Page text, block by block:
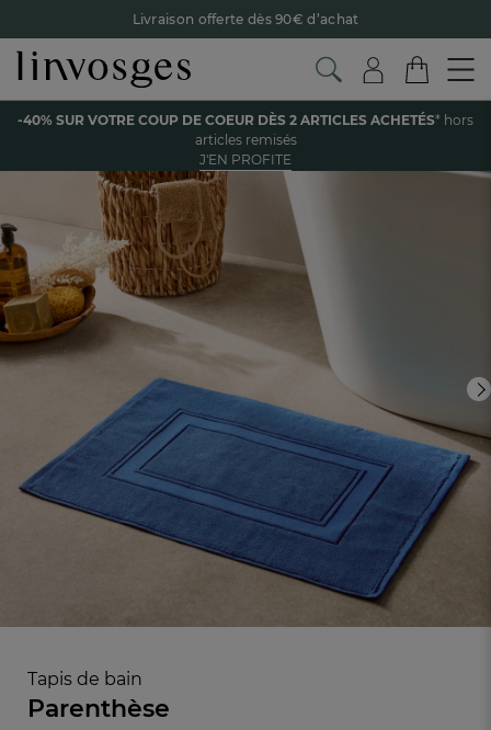
Livraison offerte dès 90€ d’achat
Retour offert avec Colissimo* !
Payez en 3x ou 4x sans frais avec Alma
Le parrainage Linvosges : offrez 15€, recevez 15€ !
Je
découvre
-40% sur votre coup de coeurdès 2 articles achetés !
profite
-40% SUR VOTRE COUP DE COEUR DÈS 2 ARTICLES ACHETÉS* hors
articles remisés
J'EN PROFITE
Voir tous les produits de la catégorie
Tapis de bain
Parenthèse